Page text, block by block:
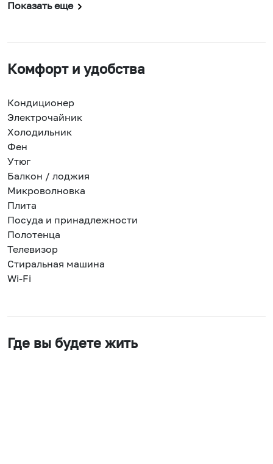
Показать еще
Комфорт и удобства
Кондиционер
Электрочайник
Холодильник
Фен
Утюг
Балкон / лоджия
Микроволновка
Плита
Посуда и принадлежности
Полотенца
Телевизор
Стиральная машина
Wi-Fi
Где вы будете жить